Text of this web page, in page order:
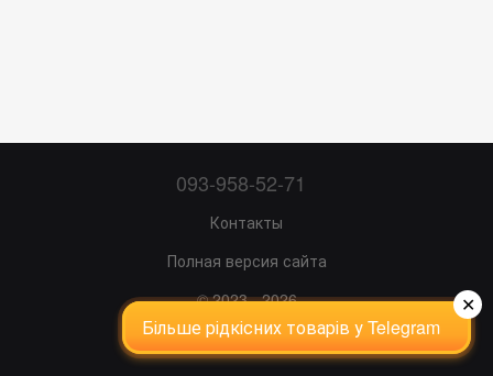
Більше рідкісних товарів у Telegram
✕
093-958-52-71
Контакты
Полная версия сайта
© 2023 - 2026
Укр Рус Eng